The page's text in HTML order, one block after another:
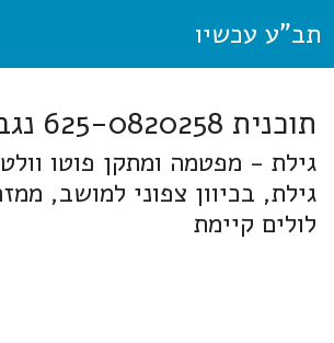
תב"ע עכשיו
תוכנית 625-0820258 נגב מערבי
גילת - מפטמה ומתקן פוטו
גילת, בכיוון צפוני למושב,
לולים קיימת